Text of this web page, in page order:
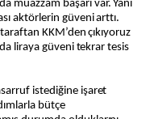
muazzam başarı var. Yani
aktörlerin güveni arttı.
KKM’den çıkıyoruz
liraya güveni tekrar tesis
istediğine işaret
bütçe